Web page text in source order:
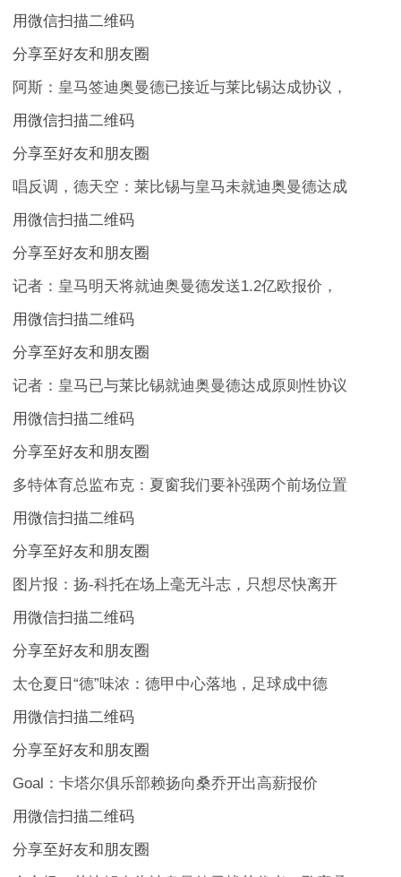
用微信扫描二维码
分享至好友和朋友圈
阿斯：皇马签迪奥曼德已接近与莱比锡达成协议，
用微信扫描二维码
分享至好友和朋友圈
唱反调，德天空：莱比锡与皇马未就迪奥曼德达成
用微信扫描二维码
分享至好友和朋友圈
记者：皇马明天将就迪奥曼德发送1.2亿欧报价，
用微信扫描二维码
分享至好友和朋友圈
记者：皇马已与莱比锡就迪奥曼德达成原则性协议
用微信扫描二维码
分享至好友和朋友圈
多特体育总监布克：夏窗我们要补强两个前场位置
用微信扫描二维码
分享至好友和朋友圈
图片报：扬-科托在场上毫无斗志，只想尽快离开
用微信扫描二维码
分享至好友和朋友圈
太仓夏日“德”味浓：德甲中心落地，足球成中德
用微信扫描二维码
分享至好友和朋友圈
Goal：卡塔尔俱乐部赖扬向桑乔开出高薪报价
用微信扫描二维码
分享至好友和朋友圈